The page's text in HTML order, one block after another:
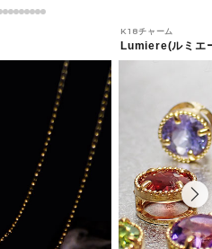
K18チャーム
Lumiere(ルミエ